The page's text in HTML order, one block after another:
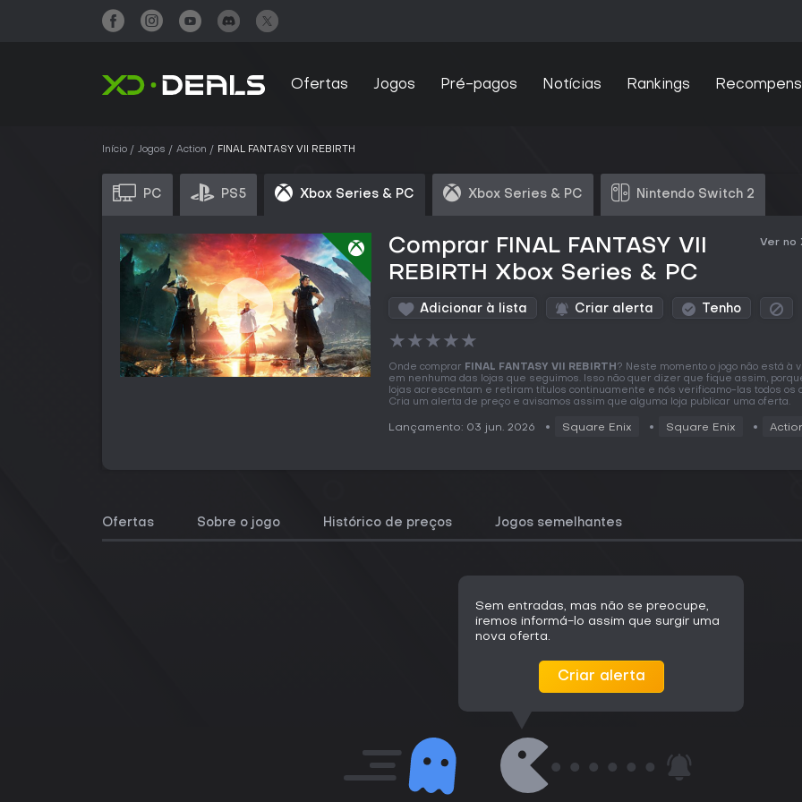
Ofertas Jogos Pré-pagos Notícias Rankings
Início Jogos Action FINAL FANTASY VII REBIRTH
PC PS5 Xbox Series & PC Xbox Series & PC Nintendo Switch 2
Comprar FINAL FANTASY VII
REBIRTH Xbox Series & PC
Ver no
Adicionar à lista Criar alerta Tenho
★★★★★
Onde comprar FINAL FANTASY VII REBIRTH ? Neste momento o jogo não está à
em nenhuma das lojas que seguimos. Isso não quer dizer que fique assim,
lojas acrescentam e retiram títulos continuamente e nós verificamo-las todos os
Cria um alerta de preço e avisamos assim que alguma loja publicar uma oferta.
Lançamento: 03 jun. 2026 Square Enix Square Enix
Ofertas Sobre o jogo Histórico de preços Jogos semelhantes
Sem entradas, mas não se preocupe,
iremos informá-lo assim que surgir uma
nova oferta.
Criar alerta